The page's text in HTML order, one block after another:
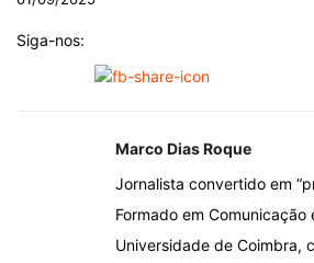
Siga-nos:
Marco Dias Roque
Jornalista convertido em
Formado em Comunicação
Universidade de Coimbra,